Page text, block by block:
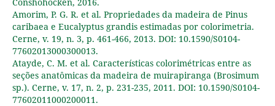
Amorim, P. G. R. et al. Propriedades da madeira de Pinus
caribaea e Eucalyptus grandis estimadas por colorimetria.
Cerne, v. 19, n. 3, p. 461-466, 2013. DOI: 10.1590/S0104-
77602013000300013.
Atayde, C. M. et al. Características colorimétricas entre as
seções anatômicas da madeira de muirapiranga (Brosimum
sp.). Cerne, v. 17, n. 2, p. 231-235, 2011. DOI: 10.1590/S0104-
77602011000200011.